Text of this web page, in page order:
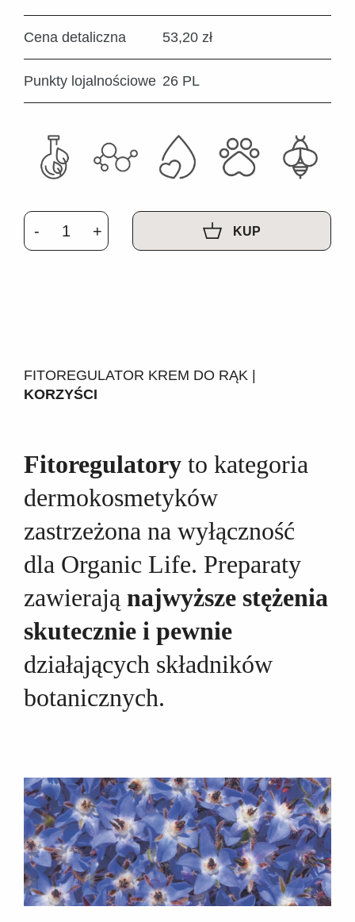
Cena detaliczna 53,20 zł
Punkty lojalnościowe 26 PL
KUP
FITOREGULATOR KREM DO RĄK |
KORZYŚCI
Fitoregulatory to kategoria
dermokosmetyków
zastrzeżona na wyłączność
dla Organic Life. Preparaty
zawierają najwyższe stężenia
skutecznie i pewnie
działających składników
botanicznych.